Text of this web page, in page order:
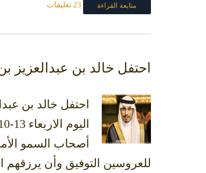
متابعة القراءة 23 تعليقات
احتفل خالد بن
احتفل خالد بن
أصحاب السمو
للعروسين التوفيق وأن يرزقهم